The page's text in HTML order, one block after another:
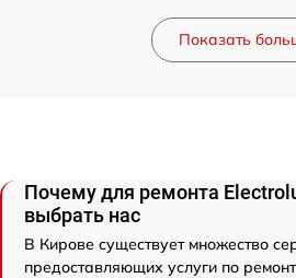
Показать
Почему для ремонта
выбрать нас
В Кирове существует множество
предоставляющих услуги по